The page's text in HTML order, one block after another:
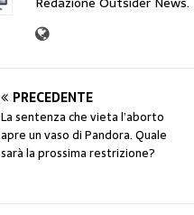
PRECEDENTE
La sentenza che vieta l’aborto
apre un vaso di Pandora. Quale
sarà la prossima restrizione?